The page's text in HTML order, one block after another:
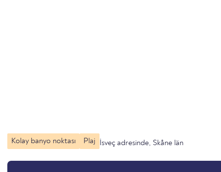
Kolay banyo noktası Plaj İsveç adresinde, Skåne län